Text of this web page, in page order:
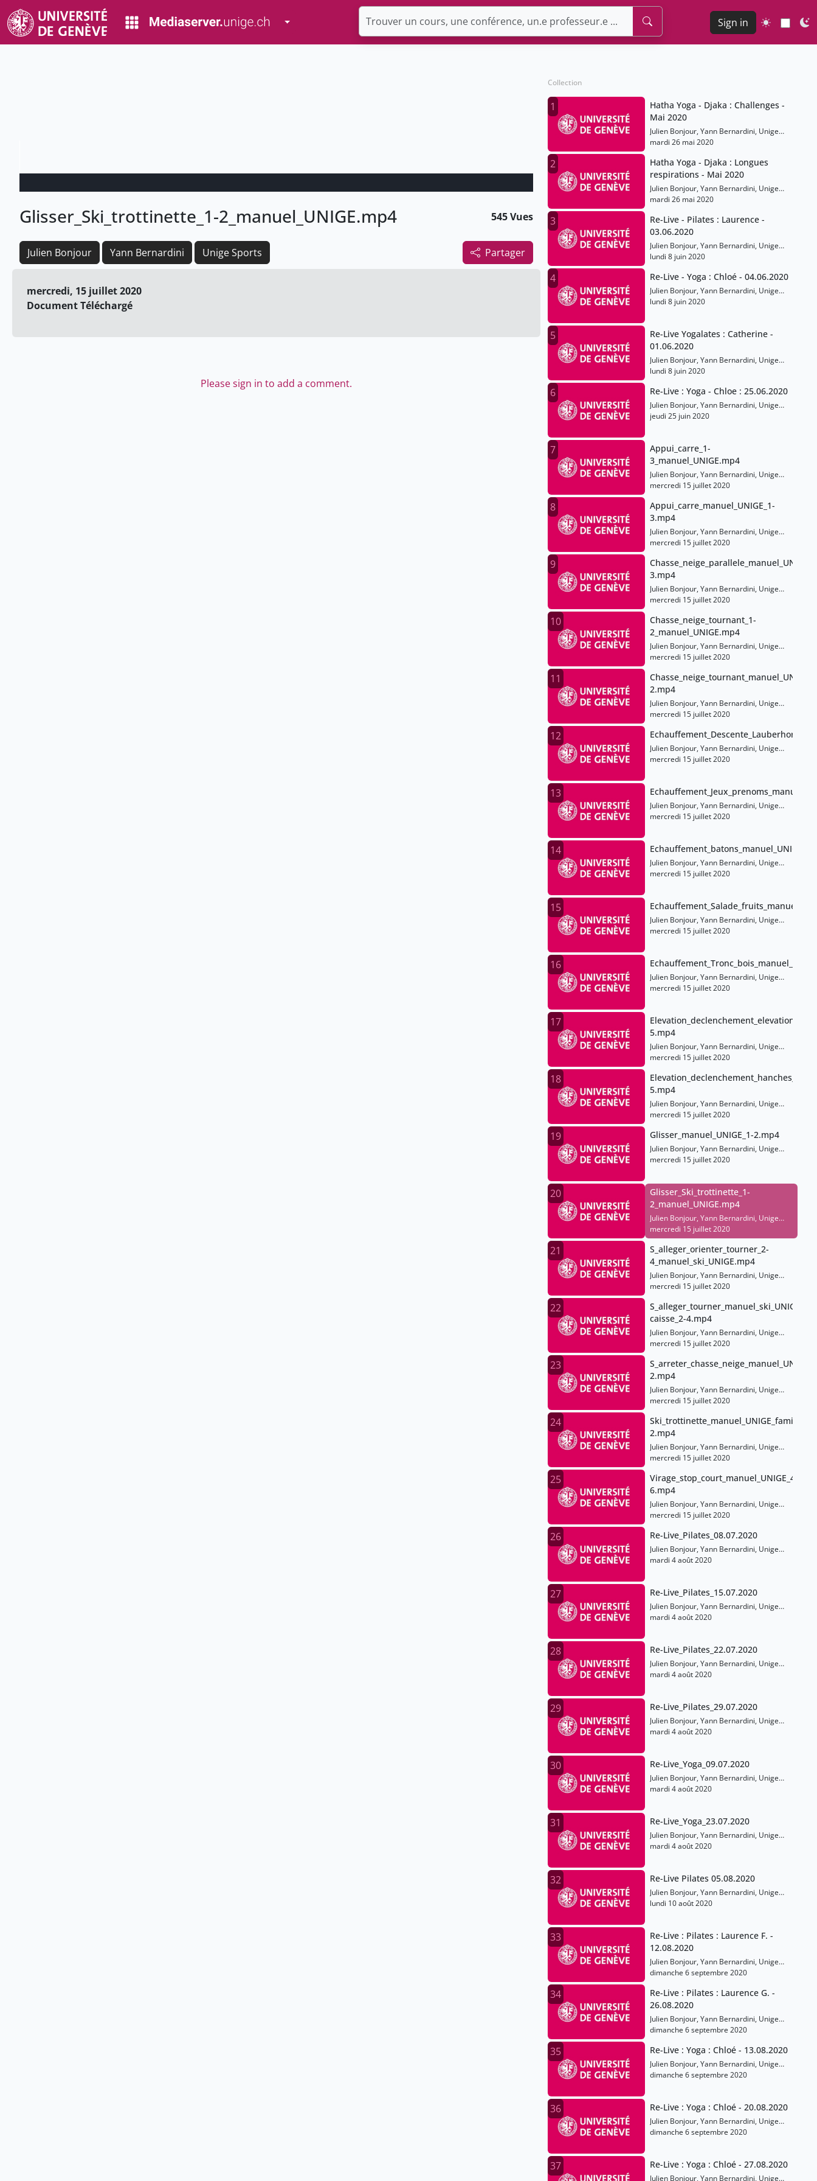
Toggle Dropdown Sign in
Glisser_Ski_trottinette_1-2_manuel_UNIGE.mp4 545 Vues
Partager
Julien Bonjour Yann Bernardini Unige Sports
mercredi, 15 juillet 2020
Document Téléchargé
Please sign in to add a comment.
Collection
1
Hatha Yoga - Djaka : Challenges -
Mai 2020
Julien Bonjour, Yann Bernardini, Unige
Sports
mardi 26 mai 2020
2
Hatha Yoga - Djaka : Longues
respirations - Mai 2020
Julien Bonjour, Yann Bernardini, Unige
Sports
mardi 26 mai 2020
3
Re-Live - Pilates : Laurence -
03.06.2020
Julien Bonjour, Yann Bernardini, Unige
Sports
lundi 8 juin 2020
4 Re-Live - Yoga : Chloé - 04.06.2020
Julien Bonjour, Yann Bernardini, Unige
Sports
lundi 8 juin 2020
5
Re-Live Yogalates : Catherine -
01.06.2020
Julien Bonjour, Yann Bernardini, Unige
Sports
lundi 8 juin 2020
6 Re-Live : Yoga - Chloe : 25.06.2020
Julien Bonjour, Yann Bernardini, Unige
Sports
jeudi 25 juin 2020
7
Appui_carre_1-
3_manuel_UNIGE.mp4
Julien Bonjour, Yann Bernardini, Unige
Sports
mercredi 15 juillet 2020
8
Appui_carre_manuel_UNIGE_1-
3.mp4
Julien Bonjour, Yann Bernardini, Unige
Sports
mercredi 15 juillet 2020
9
3.mp4
Julien Bonjour, Yann Bernardini, Unige
Sports
mercredi 15 juillet 2020
10
Chasse_neige_tournant_1-
2_manuel_UNIGE.mp4
Julien Bonjour, Yann Bernardini, Unige
Sports
mercredi 15 juillet 2020
11
2.mp4
Julien Bonjour, Yann Bernardini, Unige
Sports
mercredi 15 juillet 2020
12
Julien Bonjour, Yann Bernardini, Unige
Sports
mercredi 15 juillet 2020
13
Julien Bonjour, Yann Bernardini, Unige
Sports
mercredi 15 juillet 2020
14
Julien Bonjour, Yann Bernardini, Unige
Sports
mercredi 15 juillet 2020
15
Julien Bonjour, Yann Bernardini, Unige
Sports
mercredi 15 juillet 2020
16
Julien Bonjour, Yann Bernardini, Unige
Sports
mercredi 15 juillet 2020
17
5.mp4
Julien Bonjour, Yann Bernardini, Unige
Sports
mercredi 15 juillet 2020
18
5.mp4
Julien Bonjour, Yann Bernardini, Unige
Sports
mercredi 15 juillet 2020
19 Glisser_manuel_UNIGE_1-2.mp4
Julien Bonjour, Yann Bernardini, Unige
Sports
mercredi 15 juillet 2020
20
Glisser_Ski_trottinette_1-
2_manuel_UNIGE.mp4
Julien Bonjour, Yann Bernardini, Unige
Sports
mercredi 15 juillet 2020
21
S_alleger_orienter_tourner_2-
4_manuel_ski_UNIGE.mp4
Julien Bonjour, Yann Bernardini, Unige
Sports
mercredi 15 juillet 2020
22
caisse_2-4.mp4
Julien Bonjour, Yann Bernardini, Unige
Sports
mercredi 15 juillet 2020
23
2.mp4
Julien Bonjour, Yann Bernardini, Unige
Sports
mercredi 15 juillet 2020
24
2.mp4
Julien Bonjour, Yann Bernardini, Unige
Sports
mercredi 15 juillet 2020
25
Virage_stop_court_manuel_UNIGE_4-
6.mp4
Julien Bonjour, Yann Bernardini, Unige
Sports
mercredi 15 juillet 2020
26 Re-Live_Pilates_08.07.2020
Julien Bonjour, Yann Bernardini, Unige
Sports
mardi 4 août 2020
27 Re-Live_Pilates_15.07.2020
Julien Bonjour, Yann Bernardini, Unige
Sports
mardi 4 août 2020
28 Re-Live_Pilates_22.07.2020
Julien Bonjour, Yann Bernardini, Unige
Sports
mardi 4 août 2020
29 Re-Live_Pilates_29.07.2020
Julien Bonjour, Yann Bernardini, Unige
Sports
mardi 4 août 2020
30 Re-Live_Yoga_09.07.2020
Julien Bonjour, Yann Bernardini, Unige
Sports
mardi 4 août 2020
31 Re-Live_Yoga_23.07.2020
Julien Bonjour, Yann Bernardini, Unige
Sports
mardi 4 août 2020
32 Re-Live Pilates 05.08.2020
Julien Bonjour, Yann Bernardini, Unige
Sports
lundi 10 août 2020
33
Re-Live : Pilates : Laurence F. -
12.08.2020
Julien Bonjour, Yann Bernardini, Unige
Sports
dimanche 6 septembre 2020
34
Re-Live : Pilates : Laurence G. -
26.08.2020
Julien Bonjour, Yann Bernardini, Unige
Sports
dimanche 6 septembre 2020
35 Re-Live : Yoga : Chloé - 13.08.2020
Julien Bonjour, Yann Bernardini, Unige
Sports
dimanche 6 septembre 2020
36 Re-Live : Yoga : Chloé - 20.08.2020
Julien Bonjour, Yann Bernardini, Unige
Sports
dimanche 6 septembre 2020
37 Re-Live : Yoga : Chloé - 27.08.2020
Julien Bonjour, Yann Bernardini, Unige